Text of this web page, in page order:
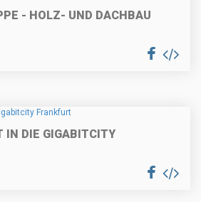
- HOLZ- UND DACHBAU
IN DIE GIGABITCITY